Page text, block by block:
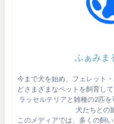
ふぁみま
今まで犬を始め、フェレット
どさまざまなペットを飼育し
ラッセルテリアと雑種の2匹
犬たちとの
このメディアでは、多くの飼